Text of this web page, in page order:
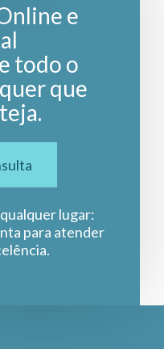
e
todo o
que
lugar:
para atender